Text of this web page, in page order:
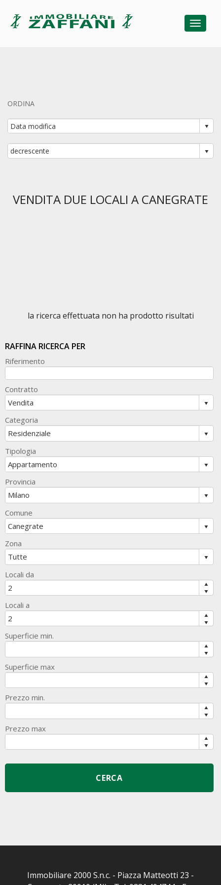
ORDINA
VENDITA DUE LOCALI A CANEGRATE
la ricerca effettuata non ha prodotto risultati
RAFFINA RICERCA PER
Riferimento
Contratto
Categoria
Tipologia
Provincia
Comune
Zona
Locali da
Locali a
Superficie min.
Superficie max
Prezzo min.
Prezzo max
Immobiliare 2000 S.n.c. - Piazza Matteotti 23 -